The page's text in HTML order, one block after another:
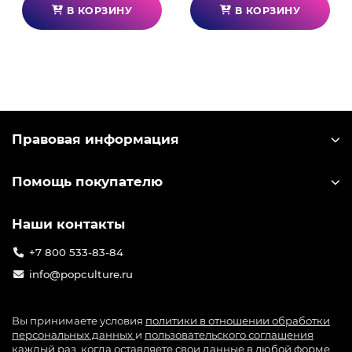
В КОРЗИНУ В КОРЗИНУ
Правовая информация
Помощь покупателю
Наши контакты
+7 800 533-83-84
info@popculture.ru
Вы принимаете условия политики в отношении обработки
персональных данных и пользовательского соглашения
каждый раз, когда оставляете свои данные в любой форме